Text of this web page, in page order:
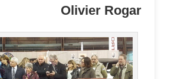
Olivier Rogar